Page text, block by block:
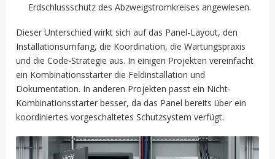
Erdschlussschutz des Abzweigstromkreises angewiesen.
Dieser Unterschied wirkt sich auf das Panel-Layout, den
Installationsumfang, die Koordination, die Wartungspraxis
und die Code-Strategie aus. In einigen Projekten vereinfacht
ein Kombinationsstarter die Feldinstallation und
Dokumentation. In anderen Projekten passt ein Nicht-
Kombinationsstarter besser, da das Panel bereits über ein
koordiniertes vorgeschaltetes Schutzsystem verfügt.